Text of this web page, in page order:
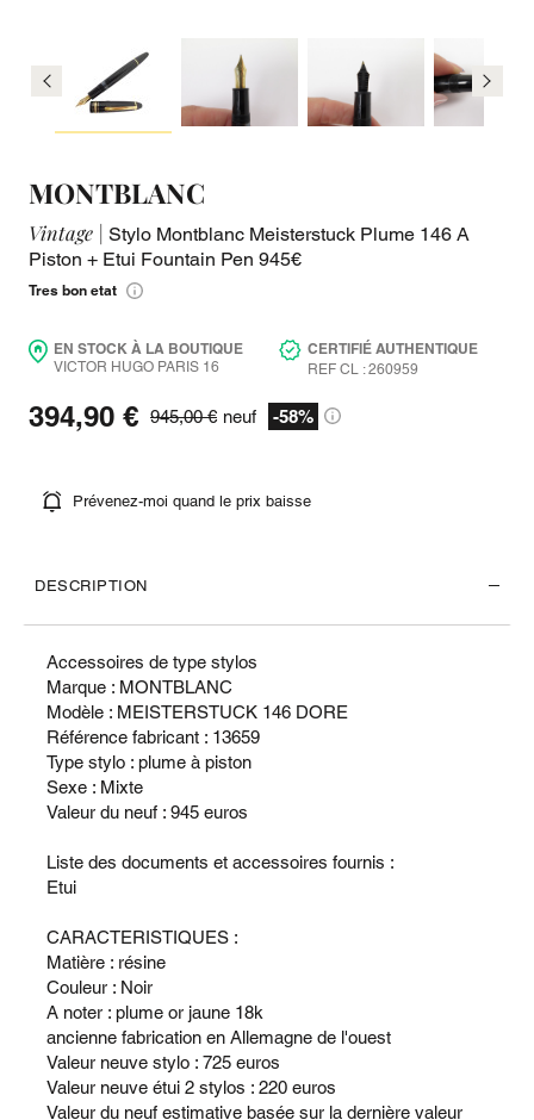
MONTBLANC
Vintage | Stylo Montblanc Meisterstuck Plume 146 A
Piston + Etui Fountain Pen 945€
Tres bon etat
EN STOCK À LA BOUTIQUE
VICTOR HUGO PARIS 16
CERTIFIÉ AUTHENTIQUE
REF CL : 260959
394,90 € 945,00 € neuf -58%
Prévenez-moi quand le prix baisse
DESCRIPTION
Accessoires de type stylos
Marque : MONTBLANC
Modèle : MEISTERSTUCK 146 DORE
Référence fabricant : 13659
Type stylo : plume à piston
Sexe : Mixte
Valeur du neuf : 945 euros
Liste des documents et accessoires fournis :
Etui
CARACTERISTIQUES :
Matière : résine
Couleur : Noir
A noter : plume or jaune 18k
ancienne fabrication en Allemagne de l'ouest
Valeur neuve stylo : 725 euros
Valeur neuve étui 2 stylos : 220 euros
Valeur du neuf estimative basée sur la dernière valeur